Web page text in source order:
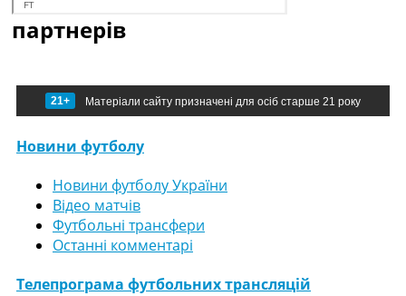
партнерів
21+ Матеріали сайту призначені для осіб старше 21 року
Новини футболу
Новини футболу України
Відео матчів
Футбольні трансфери
Останні комментарі
Телепрограма футбольних трансляцій